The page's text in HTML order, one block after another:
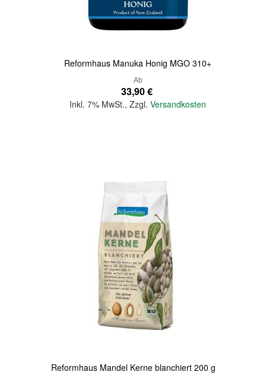
Reformhaus Manuka Honig MGO 310+
Ab
33,90 €
Inkl. 7% MwSt.,Zzgl.Versandkosten
Reformhaus Mandel Kerne blanchiert 200 g